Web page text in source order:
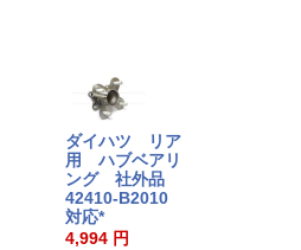
ダイハツ リア
用 ハブベアリ
ング 社外品
42410-B2010
対応*
4,994 円